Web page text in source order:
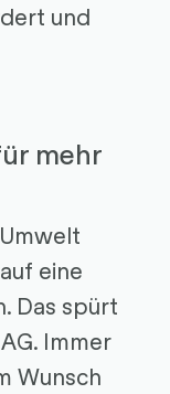
und
mehr
eine
Das spürt
Immer
Wunsch